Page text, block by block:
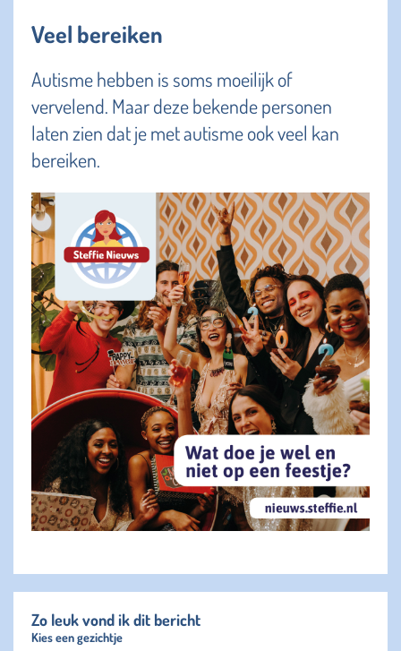
Veel bereiken
Autisme hebben is soms moeilijk of
vervelend. Maar deze bekende personen
laten zien dat je met autisme ook veel kan
bereiken.
Zo leuk vond ik dit bericht
Kies een gezichtje